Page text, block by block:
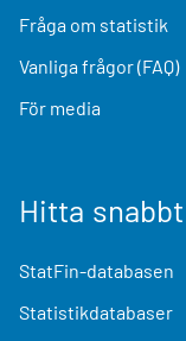
Fråga om statistik
Vanliga frågor (FAQ)
För media
Hitta snabbt
StatFin-databasen
Statistikdatabaser